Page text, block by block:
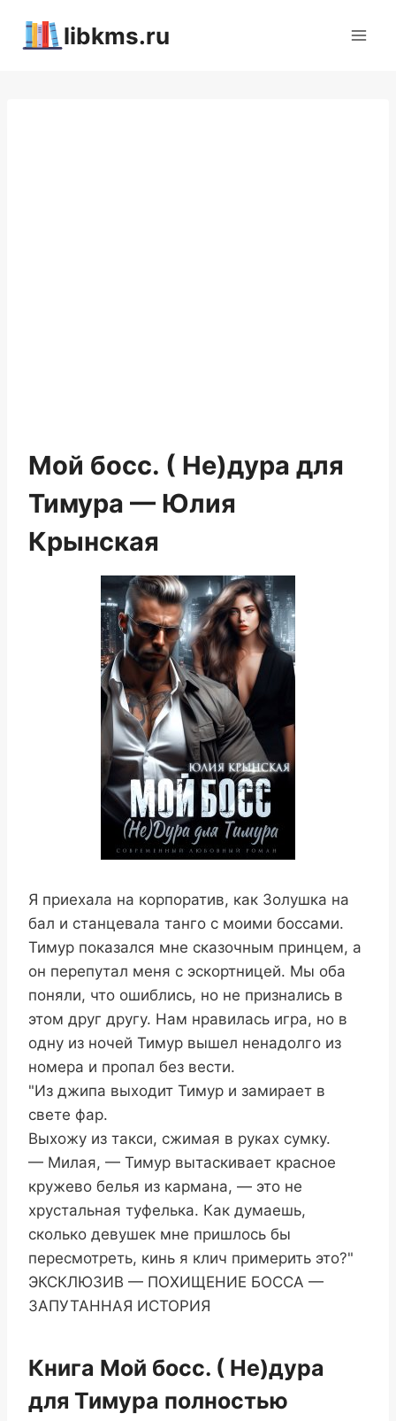
libkms.ru
Мой босс. ( Не)дура для
Тимура — Юлия
Крынская
Я приехала на корпоратив, как Золушка на
бал и станцевала танго с моими боссами.
Тимур показался мне сказочным принцем, а
он перепутал меня с эскортницей. Мы оба
поняли, что ошиблись, но не признались в
этом друг другу. Нам нравилась игра, но в
одну из ночей Тимур вышел ненадолго из
номера и пропал без вести.
"Из джипа выходит Тимур и замирает в
свете фар.
Выхожу из такси, сжимая в руках сумку.
— Милая, — Тимур вытаскивает красное
кружево белья из кармана, — это не
хрустальная туфелька. Как думаешь,
сколько девушек мне пришлось бы
пересмотреть, кинь я клич примерить это?"
ЭКСКЛЮЗИВ — ПОХИЩЕНИЕ БОССА —
ЗАПУТАННАЯ ИСТОРИЯ
Книга Мой босс. ( Не)дура
для Тимура полностью